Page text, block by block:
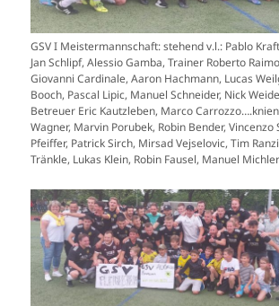
GSV I Meistermannschaft: stehend v.l.: Pablo
Jan Schlipf, Alessio Gamba, Trainer Roberto
Giovanni Cardinale, Aaron Hachmann, Lucas
Booch, Pascal Lipic, Manuel Schneider, Nick
Betreuer Eric Kautzleben, Marco
Wagner, Marvin Porubek, Robin Bender,
Pfeiffer, Patrick Sirch, Mirsad Vejselovic, Tim
Tränkle, Lukas Klein, Robin Fausel, Manuel Michler